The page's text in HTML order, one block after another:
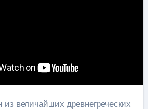
величайших древнегреческих